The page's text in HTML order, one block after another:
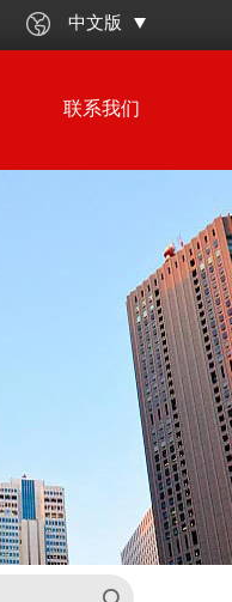
中文版
联系我们